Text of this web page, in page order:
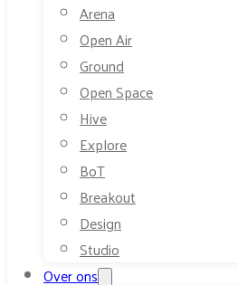
Arena
Open Air
Ground
Open Space
Hive
Explore
BoT
Breakout
Design
Studio
Over ons